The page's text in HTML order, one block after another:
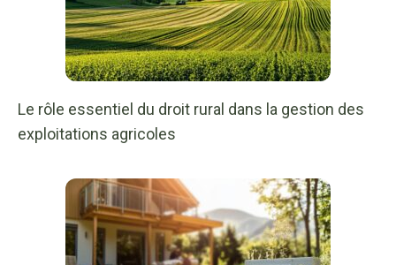
Le rôle essentiel du droit rural dans la gestion des
exploitations agricoles